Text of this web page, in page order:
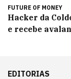
FUTURE OF MONEY
Hacker da
e recebe
EDITORIAS